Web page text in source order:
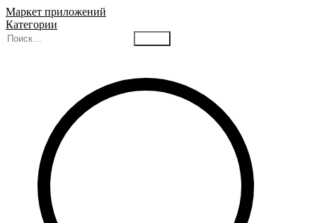
Маркет приложений
Категории